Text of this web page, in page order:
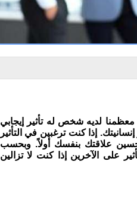
لديه شخص له تأثير إيجابي
إذا كنت ترغبين في التأثير
علاقتك بنفسك أولاً. وبحسب
على الآخرين إذا كنت لا تزالين